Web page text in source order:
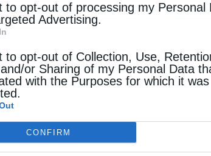
to opt-out of processing my Personal
Advertising.
to opt-out of Collection, Use,
or Sharing of my Personal Data
with the Purposes for which it was
CONFIRM
Εβδομάδος» να αποτελέσουν για